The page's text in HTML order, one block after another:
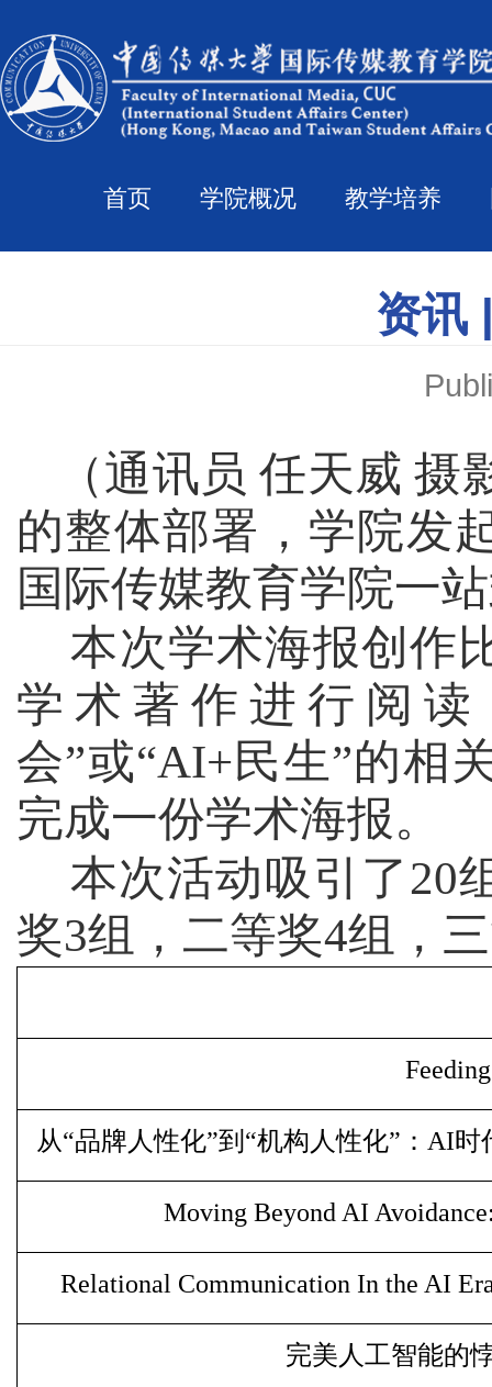
首页 学院概况 教学培养
资讯
（通讯员 任天威 摄
的整体部署，学院发
国际传媒教育学院一
本次学术海报创作
学术著作进行阅
会”或“AI+民生”的相
完成一份学术海报。
本次活动吸引了20
奖3组，二等奖4组，
从“品牌人性化”到“机构人性化”： AI时
Moving Beyond AI
Relational Communication In the AI
完美⼈⼯智能的